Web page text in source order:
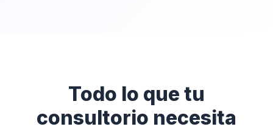
Todo lo que tu
consultorio necesita